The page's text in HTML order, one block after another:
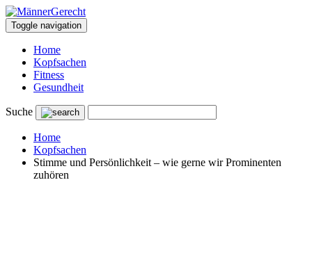
Toggle navigation
Home
Kopfsachen
Fitness
Gesundheit
Suche
Home
Kopfsachen
Stimme und Persönlichkeit – wie gerne wir Prominenten
zuhören